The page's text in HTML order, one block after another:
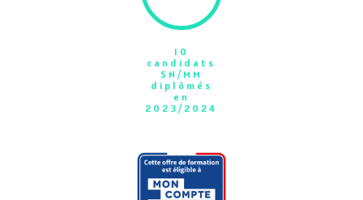
10
candidats
SN/MM
diplômés
en
2023/2024